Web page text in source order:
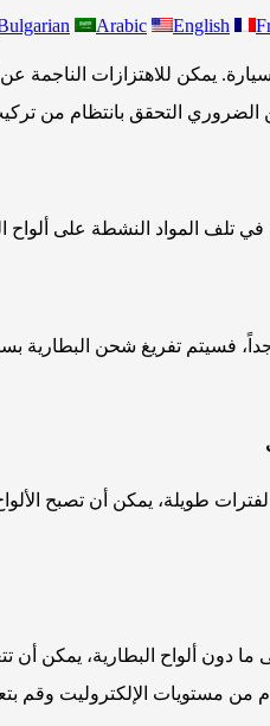
Arabic English
يمكن للاهتزازات
التحقق بانتظام من تركيب
في تلف المواد النشطة على
جداً، فسيتم تفريغ شحن
طويلة، يمكن أن تصبح
دون ألواح البطارية، يمكن أن
من مستويات الإلكتروليت وقم